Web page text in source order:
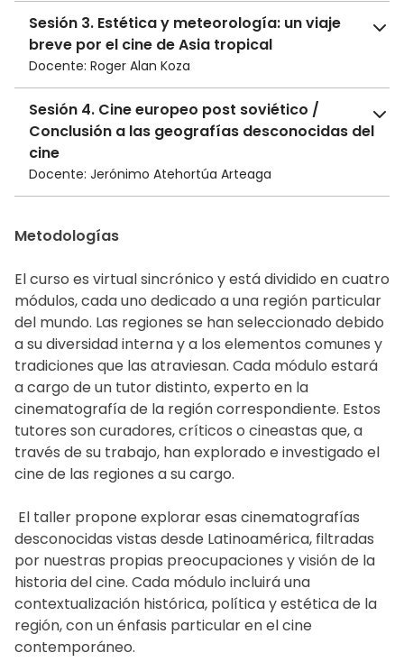
Antuca
Cine y Video, 1992, Perú
Historias de Shipibos, Omar Forero,
2023, Perú
Ramona, Victoria Linares, 2023,
República Dominicana
Hamaca Paraguaya, Paz Encina, 2006,
Paraguay
Sólo la luna nos comprenderá
Antonio Valencia, Daniela Delgado Viteri,
2021, Ecuador
Acerca de Lucía Salas
Un pequeño mosaico de poéticas que dan
cuenta de la diversidad cinematográfica del
continente africano en el siglo XXI. De la ciencia
ficción a la ancestralidad, del cine de género al
documental sobre luchas urgentes, del
afrofuturismo al afro-surrealismo. Frente a la
omnipresente mirada europea y pensando
desde Latinoamérica, ¿cuáles son las fuerzas de
disidencia en el cine contemporáneo de África?
Filmografía:
Moolaadé, Ousmane Sembène, 2004,
Senegal
Les Saignantes, Jean-Pierre Bekolo,
2005, Camerún
Bamako, Abderrahmane Sissako, 2006,
Malí
From a Whisper, Wanuri Kahiu, 2008,
Kenia
Much Loved, Nabil Ayouch, 2015,
Marruecos
Reluctantly Queer, Akosua Adoma
Owusu, 2016, Ghana
Knuckle City
Sesión 3. Estética y meteorología: un viaje
breve por el cine de Asia tropical
Docente: Roger Alan Koza
Filmografía
Sesión 4. Cine europeo post soviético /
Conclusión a las geografías desconocidas del
cine
Docente: Jerónimo Atehortúa Arteaga
Metodologías
El curso es virtual sincrónico y está dividido en cuatro
módulos, cada uno dedicado a una región particular
del mundo. Las regiones se han seleccionado debido
a su diversidad interna y a los elementos comunes y
tradiciones que las atraviesan. Cada módulo estará
a cargo de un tutor distinto, experto en la
cinematografía de la región correspondiente. Estos
tutores son curadores, críticos o cineastas que, a
través de su trabajo, han explorado e investigado el
cine de las regiones a su cargo.
El taller propone explorar esas cinematografías
desconocidas vistas desde Latinoamérica, filtradas
por nuestras propias preocupaciones y visión de la
historia del cine. Cada módulo incluirá una
contextualización histórica, política y estética de la
región, con un énfasis particular en el cine
contemporáneo.